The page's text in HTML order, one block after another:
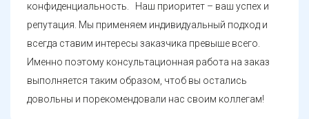
конфиденциальность. Наш приоритет – ваш успех и
репутация. Мы применяем индивидуальный подход и
всегда ставим интересы заказчика превыше всего.
Именно поэтому консультационная работа на заказ
выполняется таким образом, чтоб вы остались
довольны и порекомендовали нас своим коллегам!